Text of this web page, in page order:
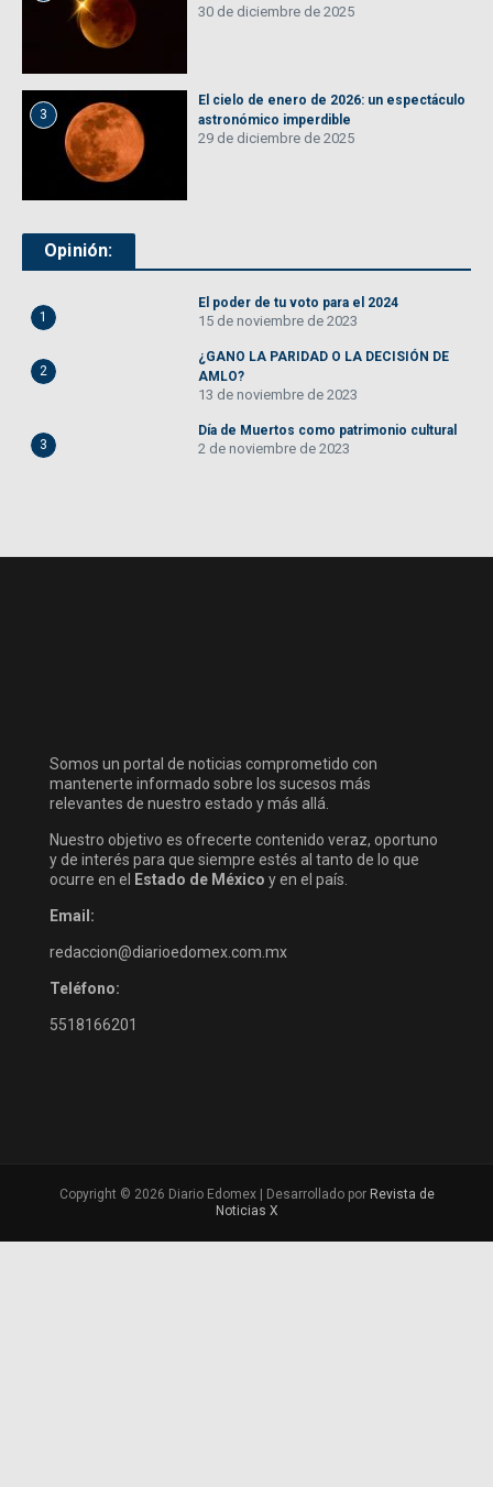
30 de diciembre de 2025
3
El cielo de enero de 2026: un espectáculo
astronómico imperdible
29 de diciembre de 2025
Opinión:
1
El poder de tu voto para el 2024
15 de noviembre de 2023
2
¿GANO LA PARIDAD O LA DECISIÓN DE
AMLO?
13 de noviembre de 2023
3
Día de Muertos como patrimonio cultural
2 de noviembre de 2023
Somos un portal de noticias comprometido con
mantenerte informado sobre los sucesos más
relevantes de nuestro estado y más allá.
Nuestro objetivo es ofrecerte contenido veraz, oportuno
y de interés para que siempre estés al tanto de lo que
ocurre en el
Estado de México y en el país.
Email:
redaccion@diarioedomex.com.mx
Teléfono:
5518166201
Copyright © 2026 Diario Edomex | Desarrollado por Revista de
Noticias X